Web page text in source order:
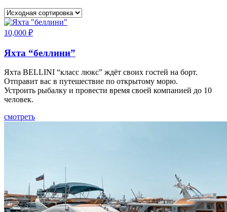
10,000 ₽
Яхта “беллини”
Яхта BELLINI “класс люкс” ждёт своих гостей на борт.
Отправит вас в путешествие по открытому морю.
Устроить рыбалку и провести время своей компанией до 10
человек.
смотреть